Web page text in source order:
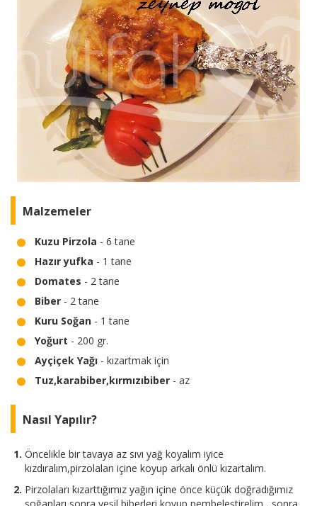
Malzemeler
Kuzu Pirzola - 6 tane
Hazır yufka - 1 tane
Domates - 2 tane
Biber - 2 tane
Kuru Soğan - 1 tane
Yoğurt - 200 gr.
Ayçiçek Yağı - kızartmak için
Tuz,karabiber,kırmızıbiber - az
Nasıl Yapılır?
Öncelikle bir tavaya az sıvı yağ koyalım iyice
kızdıralım,pirzolaları içine koyup arkalı önlü kızartalım.
Pirzolaları kızarttığımız yağın içine önce küçük doğradığımız